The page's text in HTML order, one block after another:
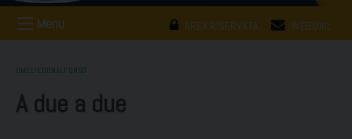
AREA RISERVATA WEBMAIL
Menu
OMELIEDONALFONSO
A due a due